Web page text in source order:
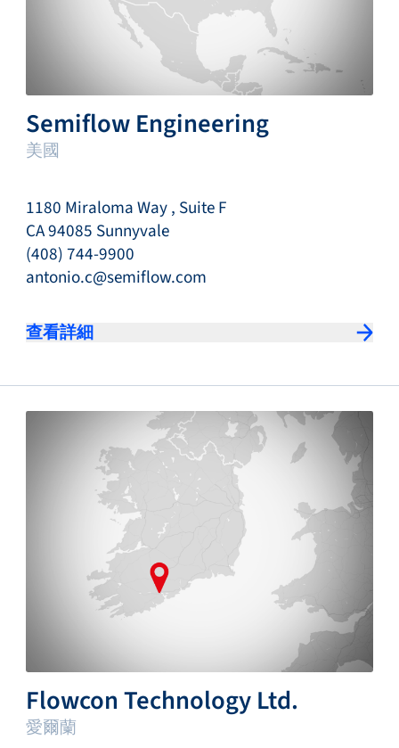
Semiflow Engineering
美國
1180 Miraloma Way , Suite F
CA 94085 Sunnyvale
(408) 744-9900
antonio.c@semiflow.com
查看詳細
Flowcon Technology Ltd.
愛爾蘭